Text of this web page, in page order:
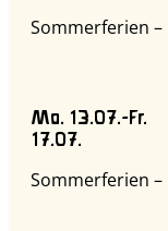
Sommerferien –
Mo. 13.07.-Fr.
17.07.
Sommerferien –